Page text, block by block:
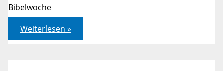
Bibelwoche
Psalm
118
Weiterlesen »